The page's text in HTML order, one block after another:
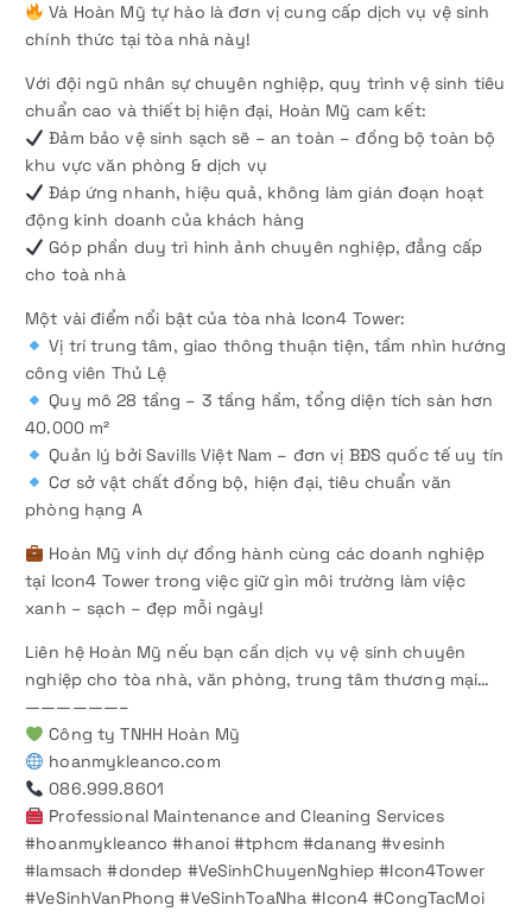
Và Hoàn Mỹ tự hào là đơn vị cung cấp dịch vụ vệ sinh
chính thức tại tòa nhà này!
Với đội ngũ nhân sự chuyên nghiệp, quy trình vệ sinh tiêu
chuẩn cao và thiết bị hiện đại, Hoàn Mỹ cam kết:
Đảm bảo vệ sinh sạch sẽ – an toàn – đồng bộ toàn bộ
khu vực văn phòng & dịch vụ
Đáp ứng nhanh, hiệu quả, không làm gián đoạn hoạt
động kinh doanh của khách hàng
Góp phần duy trì hình ảnh chuyên nghiệp, đẳng cấp
cho toà nhà
Một vài điểm nổi bật của tòa nhà Icon4 Tower:
Vị trí trung tâm, giao thông thuận tiện, tầm nhìn hướng
công viên Thủ Lệ
Quy mô 28 tầng – 3 tầng hầm, tổng diện tích sàn hơn
40.000 m²
Quản lý bởi Savills Việt Nam – đơn vị BĐS quốc tế uy tín
Cơ sở vật chất đồng bộ, hiện đại, tiêu chuẩn văn
phòng hạng A
Hoàn Mỹ vinh dự đồng hành cùng các doanh nghiệp
tại Icon4 Tower trong việc giữ gìn môi trường làm việc
xanh – sạch – đẹp mỗi ngày!
Liên hệ Hoàn Mỹ nếu bạn cần dịch vụ vệ sinh chuyên
nghiệp cho tòa nhà, văn phòng, trung tâm thương mại…
——————–
Công ty TNHH Hoàn Mỹ
hoanmykleanco.com
086.999.8601
Professional Maintenance and Cleaning Services
#hoanmykleanco #hanoi #tphcm #danang #vesinh
#lamsach #dondep #VeSinhChuyenNghiep #Icon4Tower
#VeSinhVanPhong #VeSinhToaNha #Icon4 #CongTacMoi